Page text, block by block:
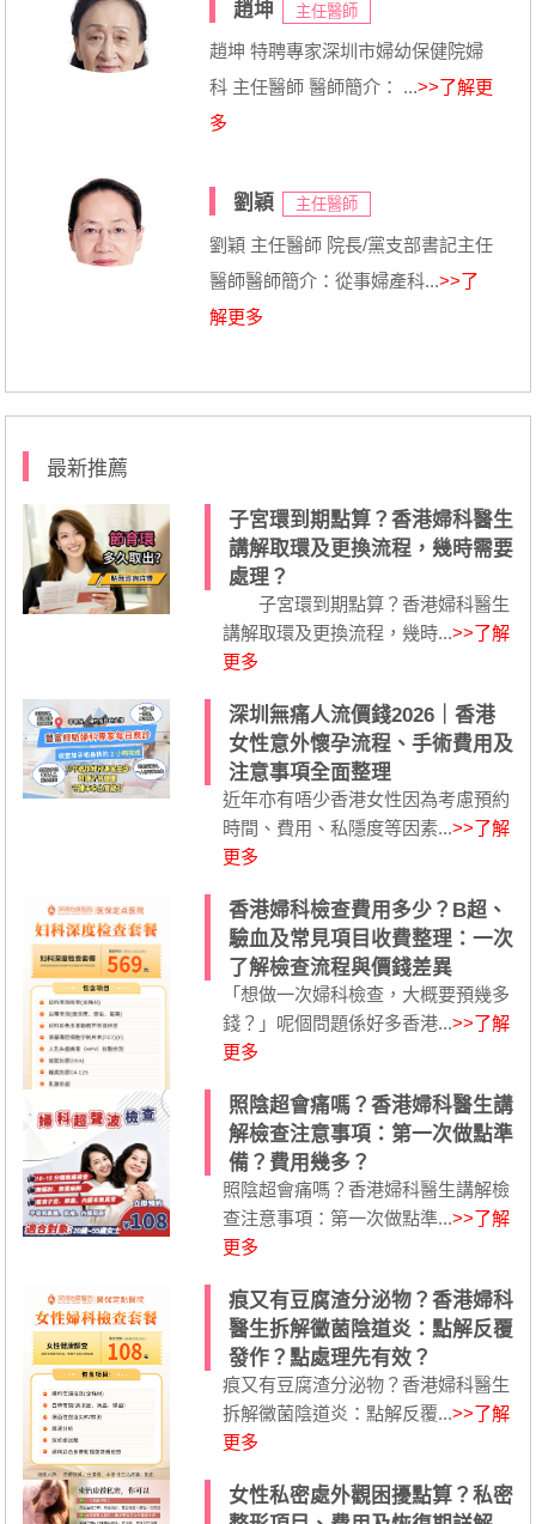
趙坤 主任醫師
趙坤 特聘專家深圳市婦幼保健院婦
科 主任醫師 醫師簡介： ...>>了解更
多
劉穎 主任醫師
劉穎 主任醫師 院長/黨支部書記主任
醫師醫師簡介：從事婦產科...>>了
解更多
最新推薦
子宮環到期點算？香港婦科醫生
講解取環及更換流程，幾時需要
處理？
子宮環到期點算？香港婦科醫生
講解取環及更換流程，幾時...>>了解
更多
深圳無痛人流價錢2026｜香港
女性意外懷孕流程、手術費用及
注意事項全面整理
近年亦有唔少香港女性因為考慮預約
時間、費用、私隱度等因素...>>了解
更多
香港婦科檢查費用多少？B超、
驗血及常見項目收費整理：一次
了解檢查流程與價錢差異
「想做一次婦科檢查，大概要預幾多
錢？」呢個問題係好多香港...>>了解
更多
照陰超會痛嗎？香港婦科醫生講
解檢查注意事項：第一次做點準
備？費用幾多？
照陰超會痛嗎？香港婦科醫生講解檢
查注意事項：第一次做點準...>>了解
更多
痕又有豆腐渣分泌物？香港婦科
醫生拆解黴菌陰道炎：點解反覆
發作？點處理先有效？
痕又有豆腐渣分泌物？香港婦科醫生
拆解黴菌陰道炎：點解反覆...>>了解
更多
女性私密處外觀困擾點算？私密